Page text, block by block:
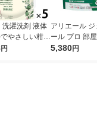
洗濯洗剤 液体
やさしい柑橘
詰め替え ウ
円
アリエール
ール プロ 部
スポーツ 部屋
5,380円